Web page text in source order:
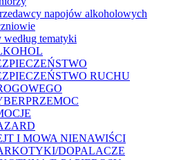
napojów alkoholowych
według tematyki
RUCHU
I MOWA NIENAWIŚCI
DOPALACZE